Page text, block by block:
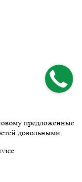
предложенные
довольными